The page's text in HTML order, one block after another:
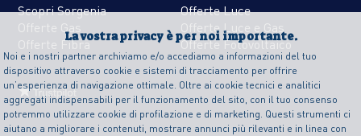
La vostra privacy è per noi importante.
Noi e i nostri partner archiviamo e/o accediamo a informazioni del tuo
dispositivo attraverso cookie e sistemi di tracciamento per offrire
un’esperienza di navigazione ottimale. Oltre ai cookie tecnici e analitici
aggregati indispensabili per il funzionamento del sito, con il tuo consenso
potremmo utilizzare cookie di profilazione e di marketing. Questi strumenti ci
aiutano a migliorare i contenuti, mostrare annunci più rilevanti e in linea con
Scopri Sorgenia
Offerte Luce
Offerte Gas
Offerte Luce e Gas
Offerte Fibra
Offerte Fotovoltaico